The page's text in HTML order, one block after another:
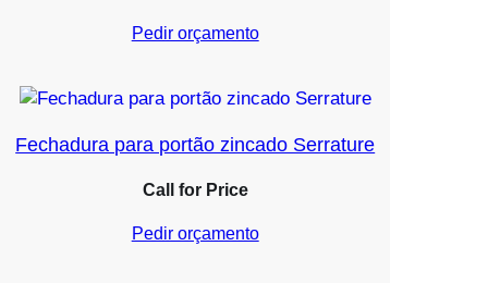
Pedir orçamento
Fechadura para portão zincado Serrature
Call for Price
Pedir orçamento